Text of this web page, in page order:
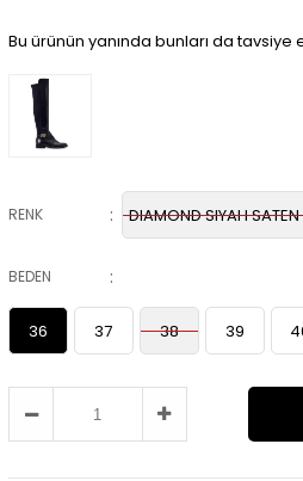
Bu ürünün yanında bunları da tavsiye
RENK : DIAMOND SIYAH SATEN
BEDEN :
36 37 38 39